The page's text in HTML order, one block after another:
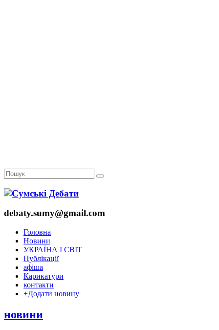
debaty.sumy@gmail.com
Головна
Новини
УКРАЇНА І СВІТ
Публікації
афіша
Карикатури
контакти
+Додати новину
новини